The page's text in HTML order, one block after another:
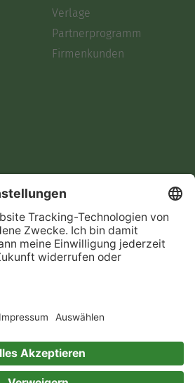
Verlage
Partnerprogramm
Firmenkunden
ein gutes Buch